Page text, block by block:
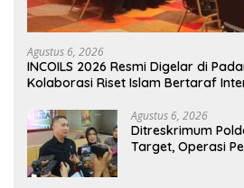
Agustus 6, 2026
INCOILS 2026 Resmi Digelar di
Kolaborasi Riset Islam Bertaraf
Agustus 6, 2026
Ditreskrimum
Target, Operasi